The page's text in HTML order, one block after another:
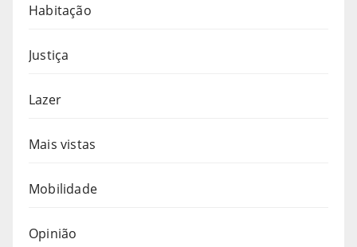
Habitação
Justiça
Lazer
Mais vistas
Mobilidade
Opinião